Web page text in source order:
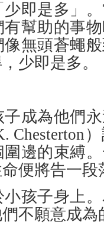
即是多」
幫助的事
無頭蒼蠅
少即是多。
成為他們
Chesterton
邊的束縛
便將告一段
小孩子身上
不願意成為